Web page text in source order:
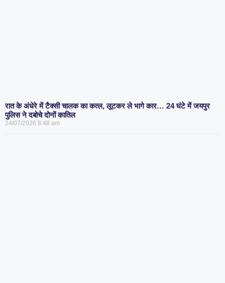
रात के अंधेरे में टैक्सी चालक का कत्ल, लूटकर ले भागे कार… 24 घंटे में जयपुर
पुलिस ने दबोचे दोनों कातिल
24/07/2026 8:48 am